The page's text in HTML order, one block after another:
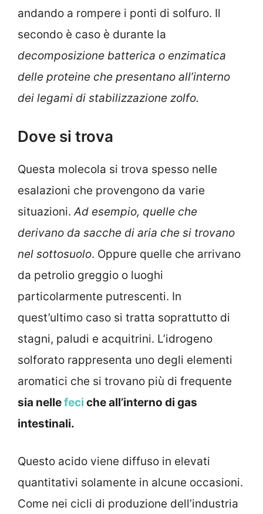
andando a rompere i ponti di solfuro. Il
secondo è caso è durante la
decomposizione batterica o enzimatica
delle proteine che presentano all’interno
dei legami di stabilizzazione zolfo.
Dove si trova
Questa molecola si trova spesso nelle
esalazioni che provengono da varie
situazioni.Ad esempio, quelle che
derivano da sacche di aria che si trovano
nel sottosuolo. Oppure quelle che arrivano
da petrolio greggio o luoghi
particolarmente putrescenti. In
quest’ultimo caso si tratta soprattutto di
stagni, paludi e acquitrini. L’idrogeno
solforato rappresenta uno degli elementi
aromatici che si trovano più di frequente
sia nellefeci che all’interno di gas
intestinali.
Questo acido viene diffuso in elevati
quantitativi solamente in alcune occasioni.
Come nei cicli di produzione dell’industria